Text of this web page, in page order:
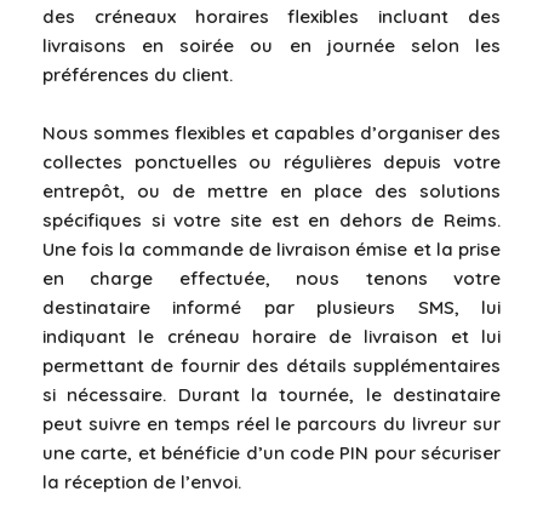
des créneaux horaires flexibles incluant des
livraisons en soirée ou en journée selon les
préférences du client.
Nous sommes flexibles et capables d’organiser des
collectes ponctuelles ou régulières depuis votre
entrepôt, ou de mettre en place des solutions
spécifiques si votre site est en dehors de Reims.
Une fois la commande de livraison émise et la prise
en charge effectuée, nous tenons votre
destinataire informé par plusieurs SMS, lui
indiquant le créneau horaire de livraison et lui
permettant de fournir des détails supplémentaires
si nécessaire. Durant la tournée, le destinataire
peut suivre en temps réel le parcours du livreur sur
une carte, et bénéficie d’un code PIN pour sécuriser
la réception de l’envoi.